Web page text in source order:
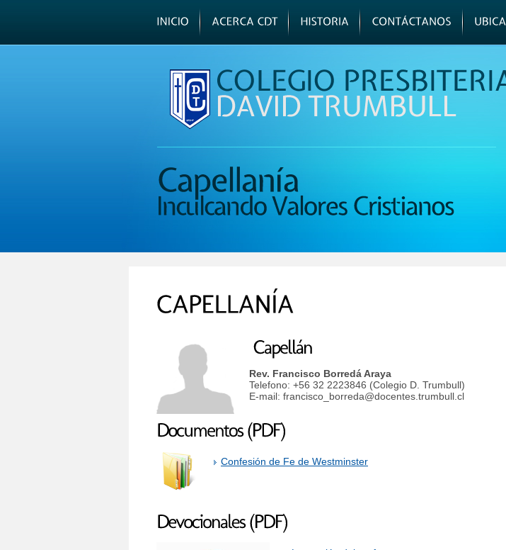
Rev. Francisco Borredá Araya
Telefono: +56 32 2223846 (Colegio D. Trumbull)
E-mail: francisco_borreda@docentes.trumbull.cl
Confesión de Fe de Westminster